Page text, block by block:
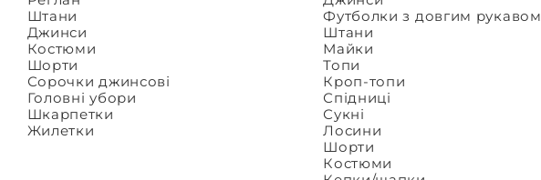
Штани
Джинси
Костюми
Шорти
Сорочки джинсові
Головні убори
Шкарпетки
Жилетки
Футболки з довгим рукавом
Штани
Майки
Топи
Кроп-топи
Спідниці
Сукні
Лосини
Шорти
Костюми